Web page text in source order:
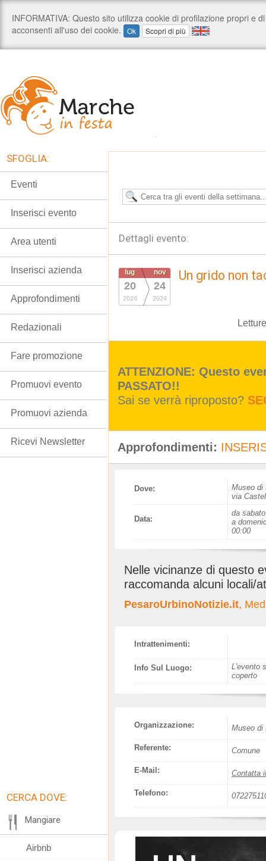
Dettagli evento:
lug
20
2024
nov
24
2024
Un grido non
ATTENZIONE: Questo
PASSATO!!
Sai se verrà riproposto?
Approfondimenti:
Dove:
Museo di
via
Data:
da
a
00:00
Nelle vicinanze di questo
raccomanda alcuni locali/
PesaroUrbinoNotizie.it,
Intrattenimenti:
Info Sul Luogo:
L'evento
coperto
Organizzazione: Museo di
Referente: Comune
E-Mail: Contatta
Telefono:
SFOGLIA:
Eventi
Inserisci evento
Area utenti
Inserisci azienda
Approfondimenti
Redazionali
Fare promozione
Promuovi evento
Promuovi azienda
Ricevi Newsletter
CERCA DOVE:
Mangiare
Airbnb